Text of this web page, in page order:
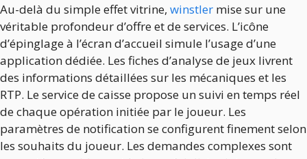
Au-delà du simple effet vitrine, winstler mise sur une
véritable profondeur d’offre et de services. L’icône
d’épinglage à l’écran d’accueil simule l’usage d’une
application dédiée. Les fiches d’analyse de jeux livrent
des informations détaillées sur les mécaniques et les
RTP. Le service de caisse propose un suivi en temps réel
de chaque opération initiée par le joueur. Les
paramètres de notification se configurent finement selon
les souhaits du joueur. Les demandes complexes sont